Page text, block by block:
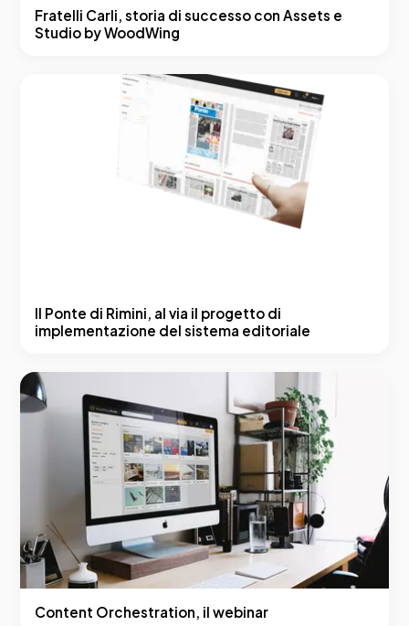
Fratelli Carli, storia di successo con Assets e
Studio by WoodWing
Il Ponte di Rimini, al via il progetto di
implementazione del sistema editoriale
Content Orchestration, il webinar